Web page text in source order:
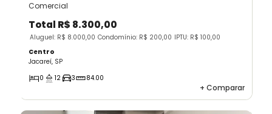
Comercial
Total R$ 8.300,00
Aluguel: R$ 8.000,00 Condomínio: R$ 200,00 IPTU: R$ 100,00
Centro
Jacareí, SP
0
12 3 84.00
+ Comparar